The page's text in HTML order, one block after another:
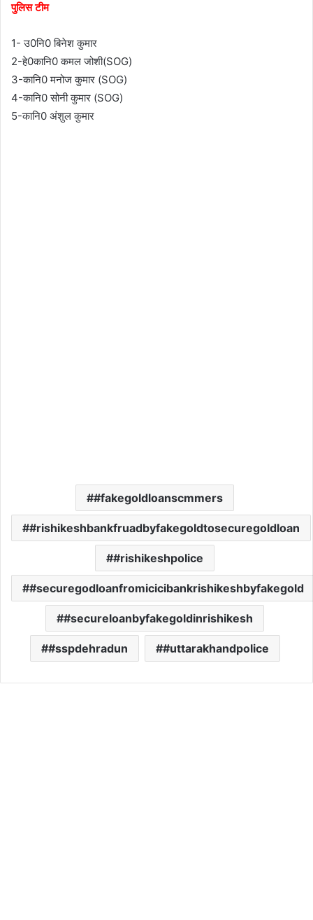
पुलिस टीम
1- उ0नि0 बिनेश कुमार
2-हे0कानि0 कमल जोशी(SOG)
3-कानि0 मनोज कुमार (SOG)
4-कानि0 सोनी कुमार (SOG)
5-कानि0 अंशुल कुमार
#fakegoldloanscmmers
#rishikeshbankfruadbyfakegoldtosecuregoldloan
#rishikeshpolice
#securegodloanfromicicibankrishikeshbyfakegold
#secureloanbyfakegoldinrishikesh
#sspdehradun #uttarakhandpolice